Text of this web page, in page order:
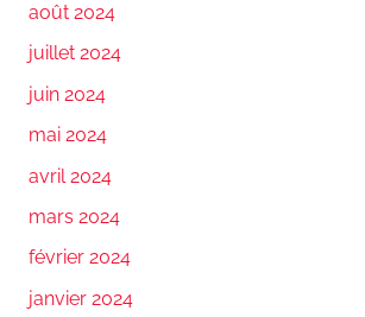
août 2024
juillet 2024
juin 2024
mai 2024
avril 2024
mars 2024
février 2024
janvier 2024